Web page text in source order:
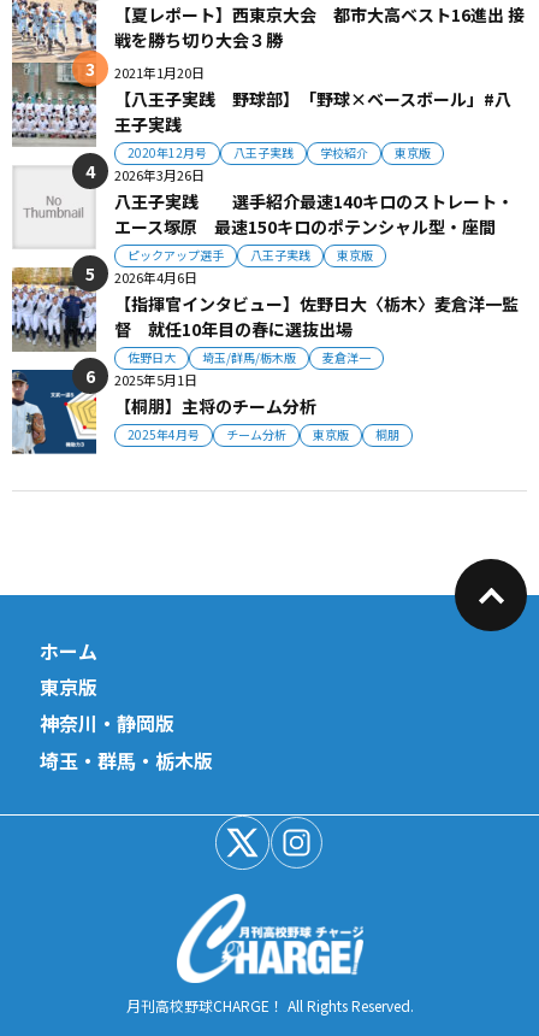
【夏レポート】西東京大会 都市大高ベスト16進出 接
戦を勝ち切り大会３勝
2021年1月20日
【八王子実践 野球部】「野球×ベースボール」#八
王子実践
2020年12月号 八王子実践 学校紹介 東京版
2026年3月26日
八王子実践 選手紹介最速140キロのストレート・
エース塚原 最速150キロのポテンシャル型・座間
ピックアップ選手 八王子実践 東京版
2026年4月6日
【指揮官インタビュー】佐野日大〈栃木〉麦倉洋一監
督 就任10年目の春に選抜出場
佐野日大 埼玉/群馬/栃木版 麦倉洋一
2025年5月1日
【桐朋】主将のチーム分析
2025年4月号 チーム分析 東京版 桐朋
ホーム
東京版
神奈川・静岡版
埼玉・群馬・栃木版
月刊高校野球CHARGE！ All Rights Reserved.